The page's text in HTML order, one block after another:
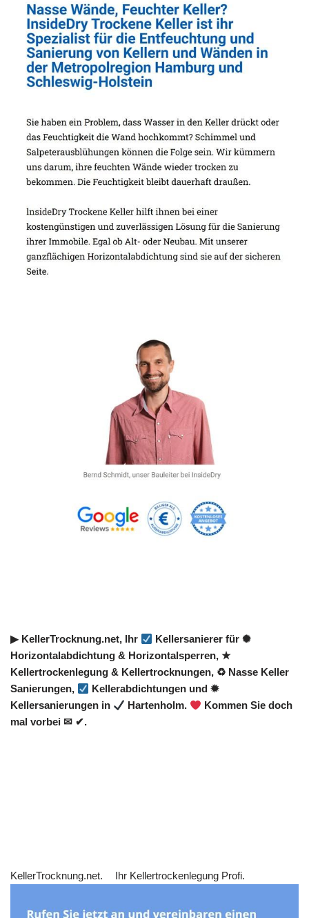
▶︎ KellerTrocknung.net, Ihr
Kellersanierer für ✺
Horizontalabdichtung & Horizontalsperren, ★
Kellertrockenlegung & Kellertrocknungen, ♻ Nasse Keller
Sanierungen,
Kellerabdichtungen und ✹
Kellersanierungen in
Hartenholm.
Kommen Sie doch
mal vorbei ✉ ✔.
KellerTrocknung.net. Ihr Kellertrockenlegung Profi.